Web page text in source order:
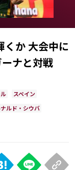
くか 大会中に
ナと対戦
スペイン
ルド・シウバ